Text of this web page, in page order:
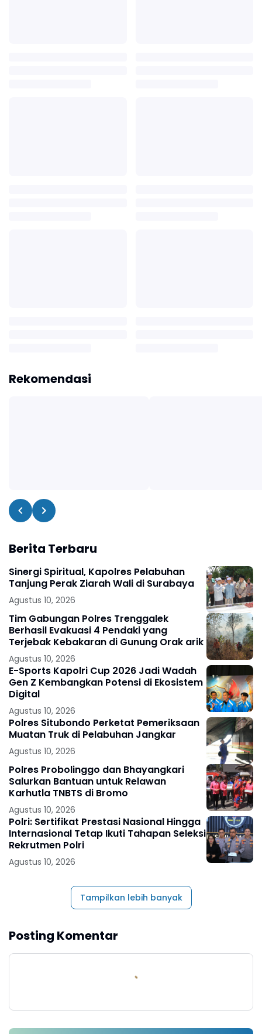
Rekomendasi
Berita Terbaru
Sinergi Spiritual, Kapolres Pelabuhan
Tanjung Perak Ziarah Wali di Surabaya
Agustus 10, 2026
Tim Gabungan Polres Trenggalek
Berhasil Evakuasi 4 Pendaki yang
Terjebak Kebakaran di Gunung Orak arik
Agustus 10, 2026
E-Sports Kapolri Cup 2026 Jadi Wadah
Gen Z Kembangkan Potensi di Ekosistem
Digital
Agustus 10, 2026
Polres Situbondo Perketat Pemeriksaan
Muatan Truk di Pelabuhan Jangkar
Agustus 10, 2026
Polres Probolinggo dan Bhayangkari
Salurkan Bantuan untuk Relawan
Karhutla TNBTS di Bromo
Agustus 10, 2026
Polri: Sertifikat Prestasi Nasional Hingga
Internasional Tetap Ikuti Tahapan Seleksi
Rekrutmen Polri
Agustus 10, 2026
Tampilkan lebih banyak
Posting Komentar